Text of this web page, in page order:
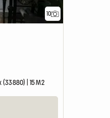
10
(33880) | 15 M2